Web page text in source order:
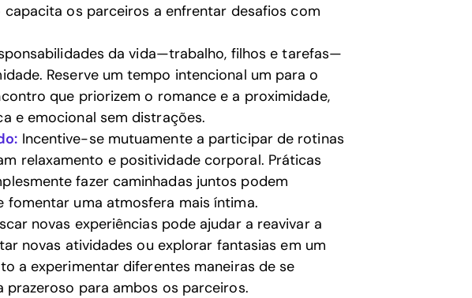
os parceiros a enfrentar desafios com
da vida—trabalho, filhos e tarefas—
Reserve um tempo intencional um para o
que priorizem o romance e a proximidade,
e emocional sem distrações.
Incentive-se mutuamente a participar de rotinas
relaxamento e positividade corporal. Práticas
fazer caminhadas juntos podem
uma atmosfera mais íntima.
novas experiências pode ajudar a reavivar a
novas atividades ou explorar fantasias em um
a experimentar diferentes maneiras de se
prazeroso para ambos os parceiros.